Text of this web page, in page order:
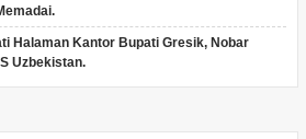
Halaman Kantor Bupati Gresik, Nobar
Uzbekistan.